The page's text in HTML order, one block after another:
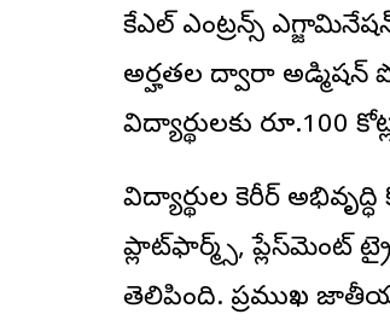
కేఎల్ ఎంట్రన్స్
అర్హతల ద్వారా అడ్మిషన్
విద్యార్థులకు రూ.100
విద్యార్థుల కెరీర్
ప్లాట్‌ఫార్మ్స్, ప్లేస్‌మెంట్
తెలిపింది. ప్రముఖ